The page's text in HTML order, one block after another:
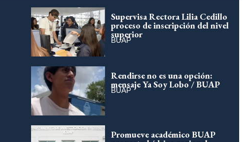
Supervisa Rectora Lilia Cedillo
proceso de inscripción del nivel
superior
BUAP
Rendirse no es una opción:
mensaje Ya Soy Lobo / BUAP
BUAP
Promueve académico BUAP